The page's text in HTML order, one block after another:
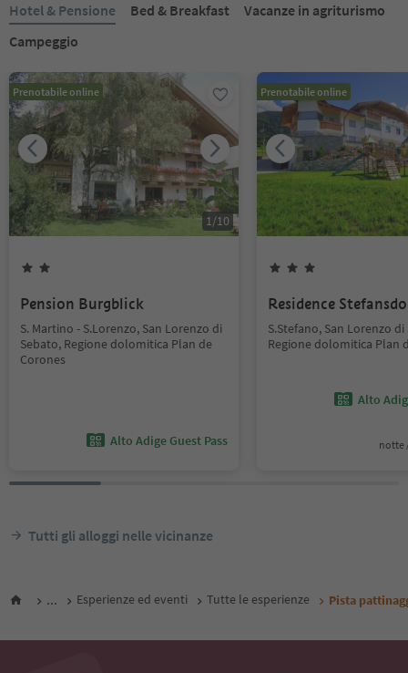
Hotel & Pensione Bed & Breakfast
Vacanze in agriturismo
Campeggio
Prenotabile online
1/10
Pension Burgblick
S. Martino - S.Lorenzo, San Lorenzo di
Sebato, Regione dolomitica Plan de
Corones
Alto Adige Guest Pass
Prenotabile online
Residence
S.Stefano, San Lorenzo
Regione dolomitica Plan
Alto
notte
Tutti gli alloggi nelle vicinanze
... Esperienze ed eventi Tutte le esperienze Pista